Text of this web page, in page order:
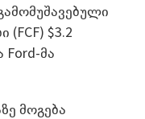
$3.2
მა
მოგება